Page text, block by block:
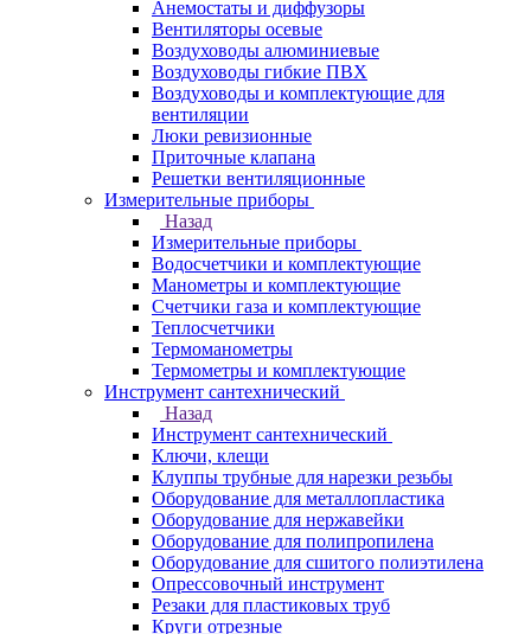
Анемостаты и диффузоры
Вентиляторы осевые
Воздуховоды алюминиевые
Воздуховоды гибкие ПВХ
Воздуховоды и комплектующие для
вентиляции
Люки ревизионные
Приточные клапана
Решетки вентиляционные
Измерительные приборы
Назад
Измерительные приборы
Водосчетчики и комплектующие
Манометры и комплектующие
Счетчики газа и комплектующие
Теплосчетчики
Термоманометры
Термометры и комплектующие
Инструмент сантехнический
Назад
Инструмент сантехнический
Ключи, клещи
Клуппы трубные для нарезки резьбы
Оборудование для металлопластика
Оборудование для нержавейки
Оборудование для полипропилена
Оборудование для сшитого полиэтилена
Опрессовочный инструмент
Резаки для пластиковых труб
Круги отрезные